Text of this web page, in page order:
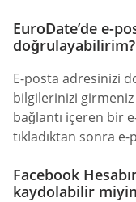
EuroDate’de e-
doğrulayabilirim?
E-posta adresinizi
bilgilerinizi girmeniz
bağlantı içeren bir
tıkladıktan sonra
Facebook
kaydolabilir